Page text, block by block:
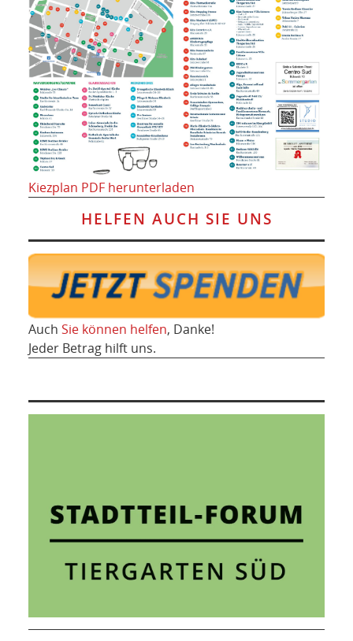
Kiezplan PDF herunterladen
HELFEN AUCH SIE UNS
Auch Sie können helfen, Danke!
Jeder Betrag hilft uns.